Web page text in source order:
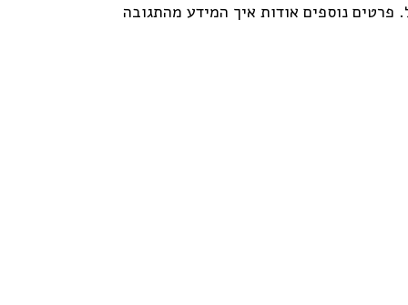
פרטים נוספים אודות איך המידע מהתגובה